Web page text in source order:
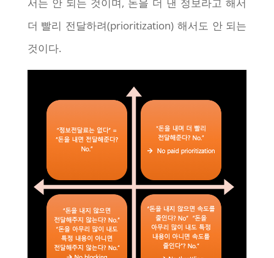
더 빨리 전달하려(prioritization) 해서도 안 되는
것이다.